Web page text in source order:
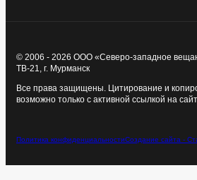
© 2006 - 2026 ООО «Северо-западное
ТВ-21, г. Мурманск
Все права защищены. Цитирование и
возможно только с активной ссылкой на
Политика конфиденциальностиСоздание сайта -